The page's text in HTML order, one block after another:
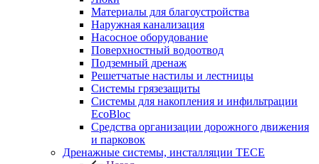
Материалы для благоустройства
Наружная канализация
Насосное оборудование
Поверхностный водоотвод
Подземный дренаж
Решетчатые настилы и лестницы
Системы грязезащиты
Системы для накопления и инфильтрации
EcoBloc
Средства организации дорожного движения
и парковок
Дренажные системы, инсталляции TECE